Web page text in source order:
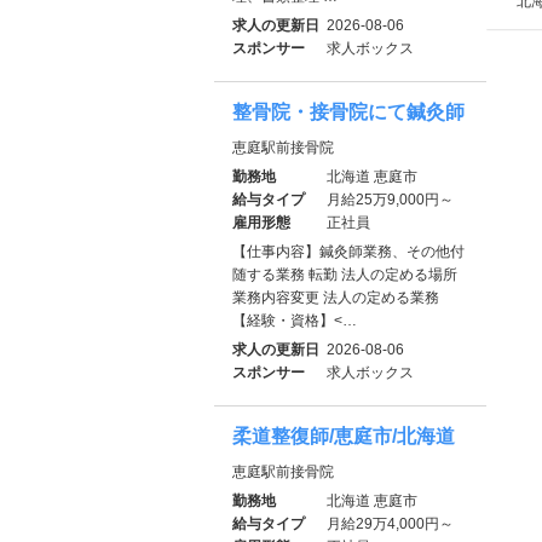
求人の更新日 2026-08-06
スポンサー
求人ボックス
整骨院・接骨院にて鍼灸師
恵庭駅前接骨院
勤務地
北海道 恵庭市
給与タイプ
月給25万9,000円～
雇用形態
正社員
【仕事内容】鍼灸師業務、その他付
随する業務 転勤 法人の定める場所
業務内容変更 法人の定める業務
【経験・資格】<…
求人の更新日 2026-08-06
スポンサー
求人ボックス
柔道整復師/恵庭市/北海道
恵庭駅前接骨院
勤務地
北海道 恵庭市
給与タイプ
月給29万4,000円～